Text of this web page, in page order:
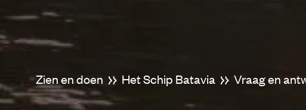
Zien en doen Het Schip Batavia Vraag en